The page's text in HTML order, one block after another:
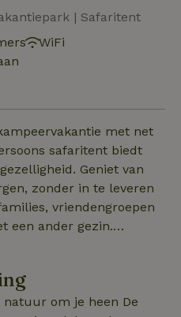
| Safaritent
WiFi
met net
safaritent biedt
Geniet van
zonder in te leveren
vriendengroepen
een ander gezin.
De safaritent van
op het groen en
en fietsroutes.
om je heen De